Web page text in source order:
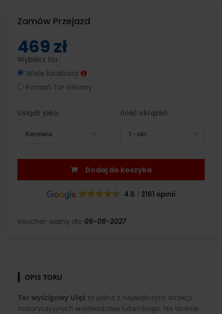
Zamów Przejazd
469 zł
Wybierz tor:
Wiele lokalizacji
Poznań Tor Główny
Usiądź jako:
Kierowca
Ilość okrążeń:
1 - okr.
Dodaj do koszyka
4.6 2161 opinii
Voucher ważny do: 06-08-2027
OPIS TORU
Tor wyścigowy Ułęż to jedna z największych atrakcji
motoryzacyjnych województwa lubelskiego. Na terenie